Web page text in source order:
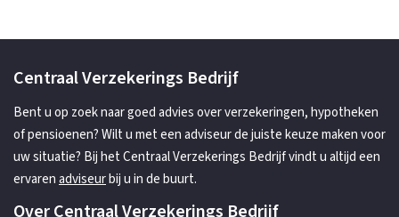
Centraal Verzekerings Bedrijf
Bent u op zoek naar goed advies over verzekeringen, hypotheken
of pensioenen? Wilt u met een adviseur de juiste keuze maken voor
uw situatie? Bij het Centraal Verzekerings Bedrijf vindt u altijd een
ervarenadviseurbij u in de buurt.
Over Centraal Verzekerings Bedrijf